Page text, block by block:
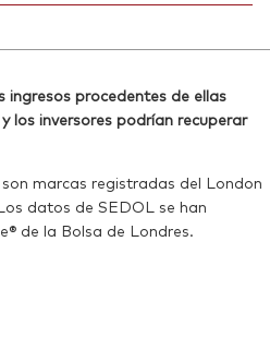
VHYA
VHYG
ingresos procedentes de ellas
los inversores podrían recuperar
marcas registradas del London
datos de SEDOL se han
de la Bolsa de Londres.